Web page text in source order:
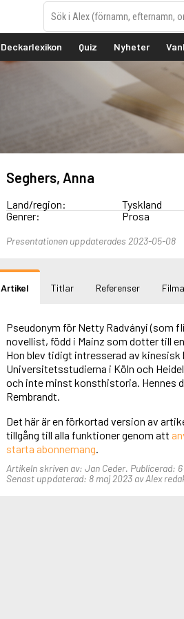
Deckarlexikon Quiz Nyheter
Seghers, Anna
Land/region:
Tyskland
Genrer:
Prosa
Presentationen uppdaterades 2023-05-08
Artikel Titlar Referenser
Pseudonym för Netty Radványi (som
novellist, född i Mainz som dotter till
Hon blev tidigt intresserad av
Universitetsstudierna i Köln och
och inte minst konsthistoria. Hennes
Rembrandt.
Det här är en förkortad version av
tillgång till alla funktioner genom att
starta abonnemang.
Artikeln skriven av: Jan Ceder. Publicerad:
Senast uppdaterad: 8 maj 2023 av Alex